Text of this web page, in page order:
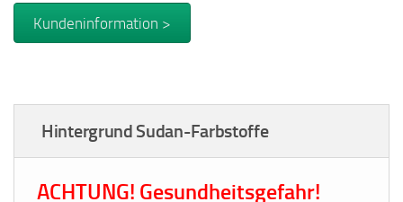
Kundeninformation >
Hintergrund Sudan-Farbstoffe
ACHTUNG! Gesundheitsgefahr!